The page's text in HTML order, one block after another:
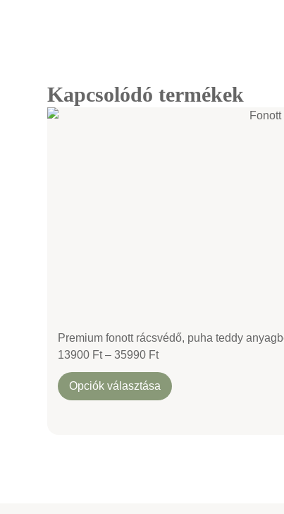
Kapcsolódó termékek
Premium fonott rácsvédő, puha teddy
13900 Ft – 35990 Ft
Opciók választása